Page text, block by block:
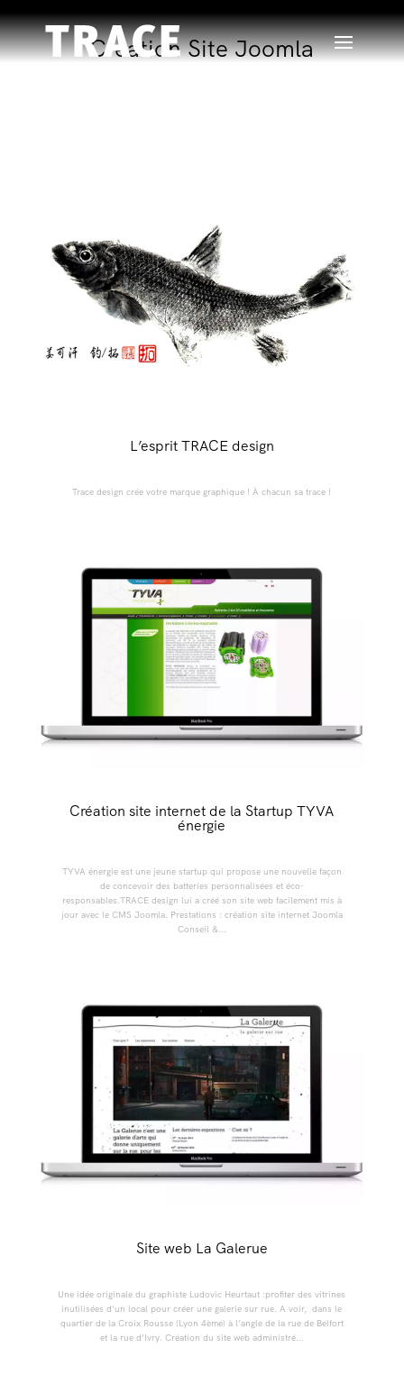
Création Site Joomla
L’esprit TRACE design
Trace design crée votre marque graphique ! À chacun sa trace !
Création site internet de la Startup TYVA
énergie
TYVA énergie est une jeune startup qui propose une nouvelle façon
de concevoir des batteries personnalisées et éco-
responsables.TRACE design lui a créé son site web facilement mis à
jour avec le CMS Joomla. Prestations : création site internet Joomla
Conseil &...
Site web La Galerue
Une idée originale du graphiste Ludovic Heurtaut :profiter des vitrines
inutilisées d'un local pour créer une galerie sur rue. A voir, dans le
quartier de la Croix Rousse (Lyon 4ème) à l’angle de la rue de Belfort
et la rue d’Ivry. Création du site web administré...